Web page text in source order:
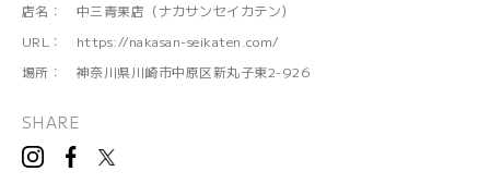
店名：
中三青果店（ナカサンセイカテン）
URL：
https://nakasan-seikaten.com/
場所：
神奈川県川崎市中原区新丸子東2-926
SHARE